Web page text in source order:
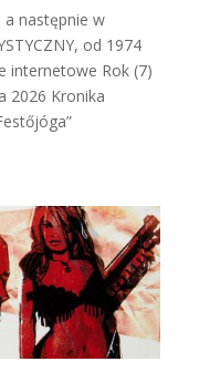
a następnie w
od 1974
internetowe Rok (7)
2026 Kronika